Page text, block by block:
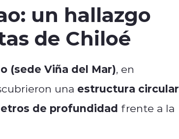
un hallazgo
de Chiloé
(sede Viña del Mar), en
una estructura circular
de profundidad frente a la